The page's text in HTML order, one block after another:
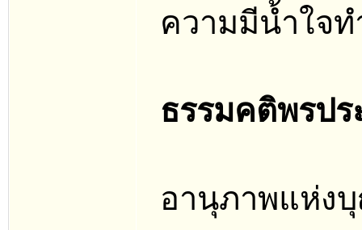
ความมีน้ำใจ
ธรรมคติพรปร
อานุภาพแห่ง